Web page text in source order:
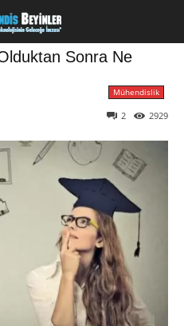
Sonra Ne
Mühendislik
2929
2